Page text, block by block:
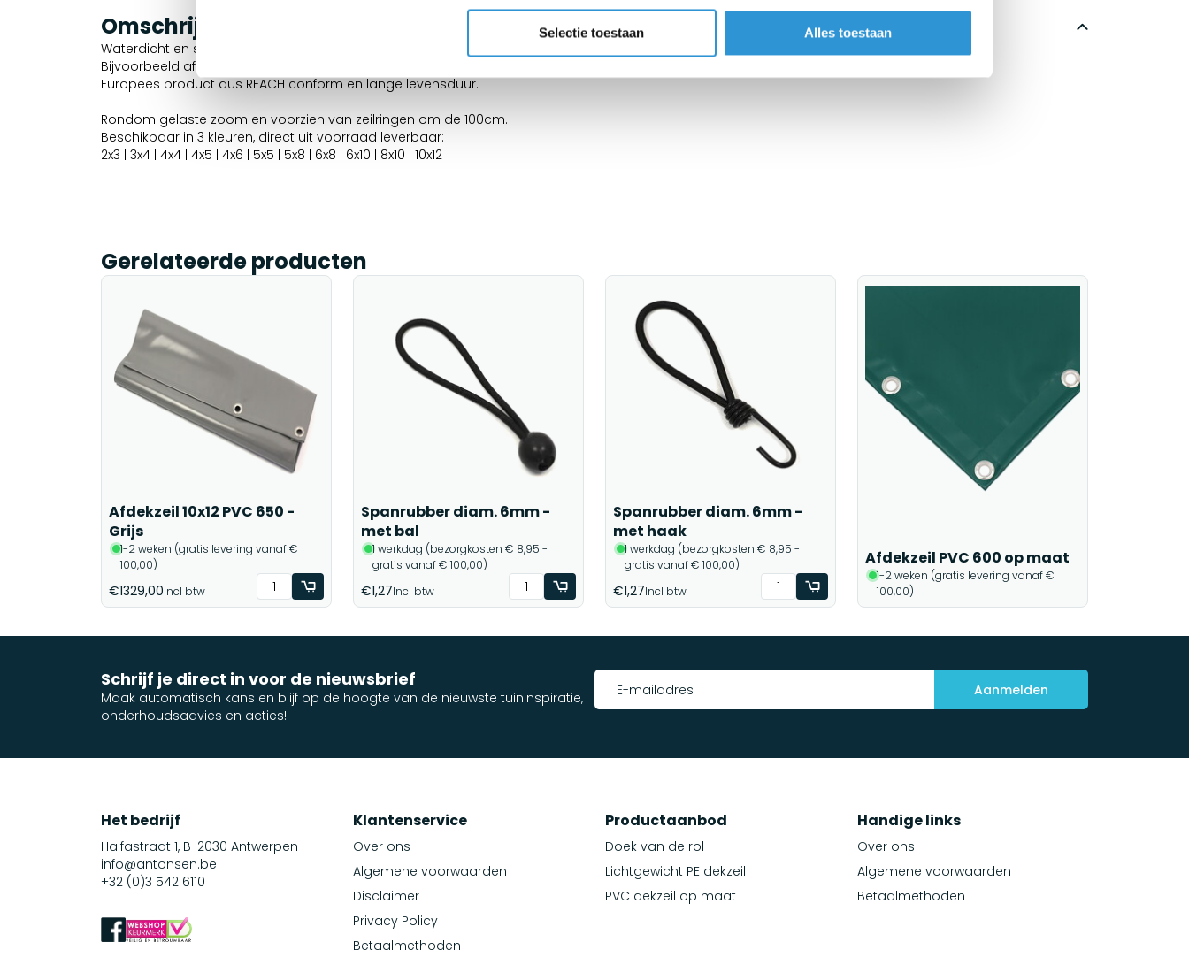
Selectie toestaan Alles toestaan
Omschrijving
Waterdicht en sterk dekzeil geschikt voor zwaardere toepassingen en/of langdurige afdekkingen.
Bijvoorbeeld afdekzeil voor machines, boten, aanhangwagen of houtstapel.
Europees product dus REACH conform en lange levensduur.
Rondom gelaste zoom en voorzien van zeilringen om de 100cm.
Beschikbaar in 3 kleuren, direct uit voorraad leverbaar:
2x3 | 3x4 | 4x4 | 4x5 | 4x6 | 5x5 | 5x8 | 6x8 | 6x10 | 8x10 | 10x12
Gerelateerde producten
Afdekzeil 10x12 PVC 650 -
Grijs
1-2 weken (gratis levering vanaf €
100,00)
€1329,00Incl btw
Spanrubber diam. 6mm -
met bal
1 werkdag (bezorgkosten € 8,95 -
gratis vanaf € 100,00)
€1,27Incl btw
Spanrubber diam. 6mm -
met haak
1 werkdag (bezorgkosten € 8,95 -
gratis vanaf € 100,00)
€1,27Incl btw
Afdekzeil PVC 600 op maat
1-2 weken (gratis levering vanaf €
100,00)
Schrijf je direct in voor de nieuwsbrief
Maak automatisch kans en blijf op de hoogte van de nieuwste tuininspiratie,
onderhoudsadvies en acties!
Aanmelden
Het bedrijf
Haifastraat 1, B-2030 Antwerpen
info@antonsen.be
+32 (0)3 542 6110
Klantenservice
Over ons
Algemene voorwaarden
Disclaimer
Privacy Policy
Betaalmethoden
Productaanbod
Doek van de rol
Lichtgewicht PE dekzeil
PVC dekzeil op maat
Handige links
Over ons
Algemene voorwaarden
Betaalmethoden